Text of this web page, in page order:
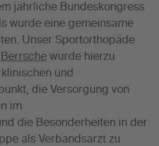
jährliche Bundeskongress
wurde eine gemeinsame
Unser Sportorthopäde
Berrsche wurde hierzu
und
die Versorgung von
im
die Besonderheiten in der
als Verbandsarzt zu